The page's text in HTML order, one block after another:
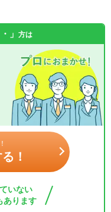
」 方は
！
いない
あります